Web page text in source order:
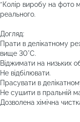
*Колір виробу на фото
реального.
Догляд:
Прати в делікатному
вище 30°C.
Віджимати на низьких
Не відбілювати.
Прасувати в
Не сушити в пральній
Дозволена хімічна